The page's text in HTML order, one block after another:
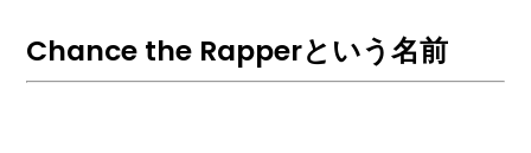
Chance the Rapperという名前